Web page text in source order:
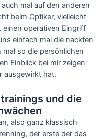
mal auf den anderen
beim Optiker, vielleicht
einen operativen Eingriff
einfach mal die nackten
so die persönlichen
Einblick bei mir zeigen
ausgewirkt hat.
und die
also ganz klassisch
der erste der das